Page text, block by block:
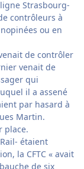
Strasbourg-
contrôleurs à
ou en
de contrôler
venait de
qui
il a assené
par hasard à
Martin.
place.
étaient
la CFTC « avait
de six